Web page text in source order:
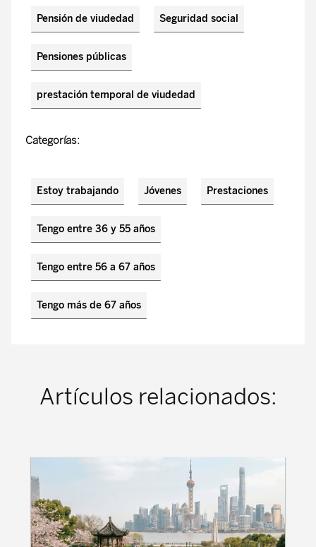
Pensión de viudedad Seguridad social
Pensiones públicas
prestación temporal de viudedad
Categorías:
Estoy trabajando Jóvenes Prestaciones
Tengo entre 36 y 55 años
Tengo entre 56 a 67 años
Tengo más de 67 años
Artículos relacionados: